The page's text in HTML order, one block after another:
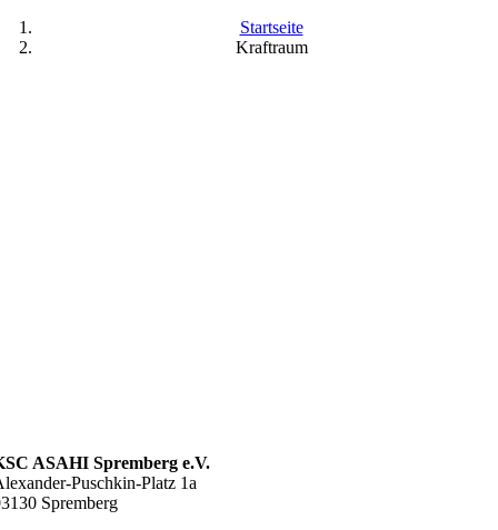
Startseite
Kraftraum
ASAHI Spremberg e.V.
Puschkin-Platz 1a
Spremberg